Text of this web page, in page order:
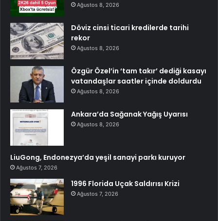
Ağustos 8, 2026
Döviz cinsi ticari kredilerde tarihi
rekor
Ağustos 8, 2026
Özgür Özel’in ‘tam takır’ dediği kasayı
vatandaşlar saatler içinde doldurdu
Ağustos 8, 2026
Ankara’da Sağanak Yağış Uyarısı
Ağustos 8, 2026
LiuGong, Endonezya’da yeşil sanayi parkı kuruyor
Ağustos 7, 2026
1996 Florida Uçak Saldırısı Krizi
Ağustos 7, 2026